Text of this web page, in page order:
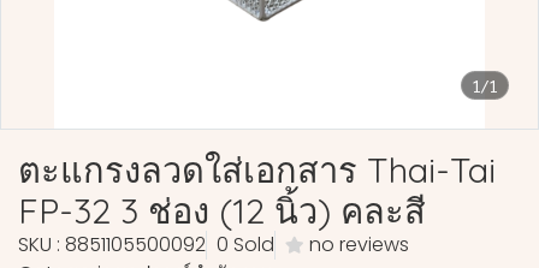
1/1
ตะแกรงลวดใส่เอกสาร Thai-Tai
FP-32 3 ช่อง (12 นิ้ว) คละสี
SKU : 8851105500092 0 Sold
no reviews